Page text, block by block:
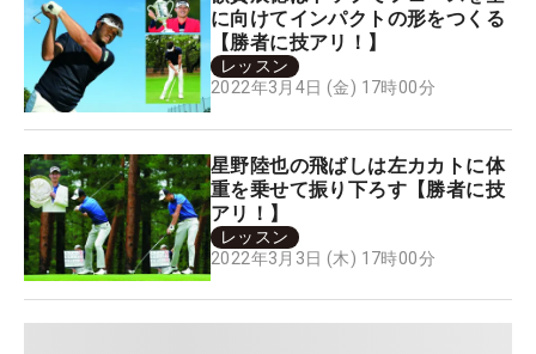
に向けてインパクトの形をつくる
【勝者に技アリ！】
レッスン
2022年3月4日 (金) 17時00分
星野陸也の飛ばしは左カカトに体
重を乗せて振り下ろす【勝者に技
アリ！】
レッスン
2022年3月3日 (木) 17時00分